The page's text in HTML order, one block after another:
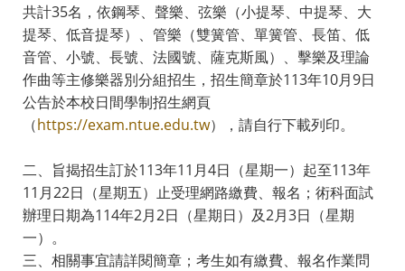
共計35名，依鋼琴、聲樂、弦樂（小提琴、中提琴、大
提琴、低音提琴）、管樂（雙簧管、單簧管、長笛、低
音管、小號、長號、法國號、薩克斯風）、擊樂及理論
作曲等主修樂器別分組招生，招生簡章於113年10月9日
公告於本校日間學制招生網頁
（https://exam.ntue.edu.tw），請自行下載列印。
二、旨揭招生訂於113年11月4日（星期一）起至113年
11月22日（星期五）止受理網路繳費、報名；術科面試
辦理日期為114年2月2日（星期日）及2月3日（星期
一）。
三、相關事宜請詳閱簡章；考生如有繳費、報名作業問